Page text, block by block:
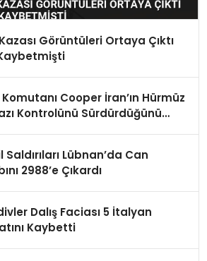
Görüntüleri Ortaya Çıktı
Kaybetmişti
Komutanı Cooper İran’ın Hürmüz
Kontrolünü Sürdürdüğünü
Saldırıları Lübnan’da Can
2988’e Çıkardı
Dalış Faciası 5 İtalyan
Kaybetti